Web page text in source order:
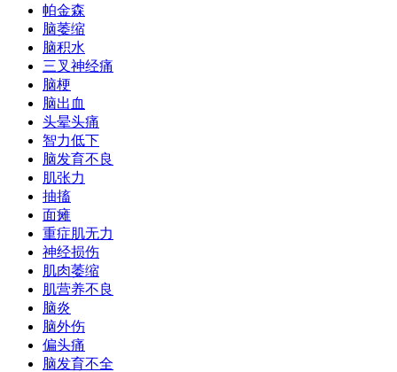
帕金森
脑萎缩
脑积水
三叉神经痛
脑梗
脑出血
头晕头痛
智力低下
脑发育不良
肌张力
抽搐
面瘫
重症肌无力
神经损伤
肌肉萎缩
肌营养不良
脑炎
脑外伤
偏头痛
脑发育不全